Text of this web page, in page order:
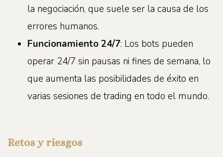
la negociación, que suele ser la causa de los
errores humanos.
Funcionamiento 24/7: Los bots pueden
operar 24/7 sin pausas ni fines de semana, lo
que aumenta las posibilidades de éxito en
varias sesiones de trading en todo el mundo.
Retos y riesgos